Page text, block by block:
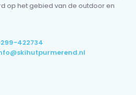
op het gebied van de outdoor en
422734